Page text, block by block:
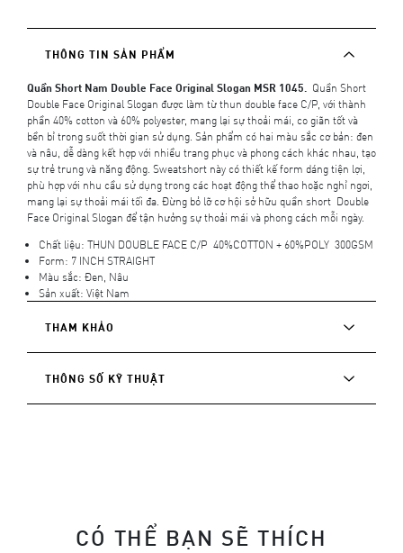
THÔNG TIN SẢN PHẨM
Quần Short Nam Double Face Original Slogan MSR 1045. Quần Short
Double Face Original Slogan được làm từ thun double face C/P, với thành
phần 40% cotton và 60% polyester, mang lại sự thoải mái, co giãn tốt và
bền bỉ trong suốt thời gian sử dụng. Sản phẩm có hai màu sắc cơ bản: đen
và nâu, dễ dàng kết hợp với nhiều trang phục và phong cách khác nhau, tạo
sự trẻ trung và năng động. Sweatshort này có thiết kế form dáng tiện lợi,
phù hợp với nhu cầu sử dụng trong các hoạt động thể thao hoặc nghỉ ngơi,
mang lại sự thoải mái tối đa. Đừng bỏ lỡ cơ hội sở hữu quần short Double
Face Original Slogan để tận hưởng sự thoải mái và phong cách mỗi ngày.
Chất liệu: THUN DOUBLE FACE C/P 40%COTTON + 60%POLY 300GSM
Form: 7 INCH STRAIGHT
Màu sắc: Đen, Nâu
Sản xuất: Việt Nam
THAM KHẢO
THÔNG SỐ KỸ THUẬT
CÓ THỂ BẠN SẼ THÍCH